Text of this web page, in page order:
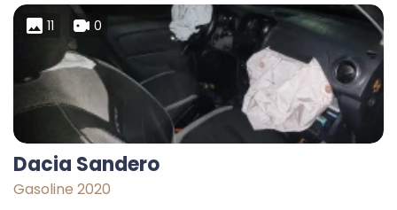
11 0
Dacia Sandero
Gasoline 2020